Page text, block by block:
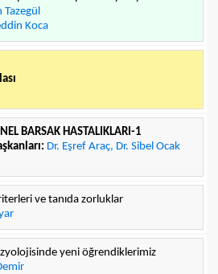
Tazegül
Koca
BARSAK HASTALIKLARI-1
Dr. Eşref Araç, Dr. Sibel Ocak
ve tanıda zorluklar
yeni öğrendiklerimiz